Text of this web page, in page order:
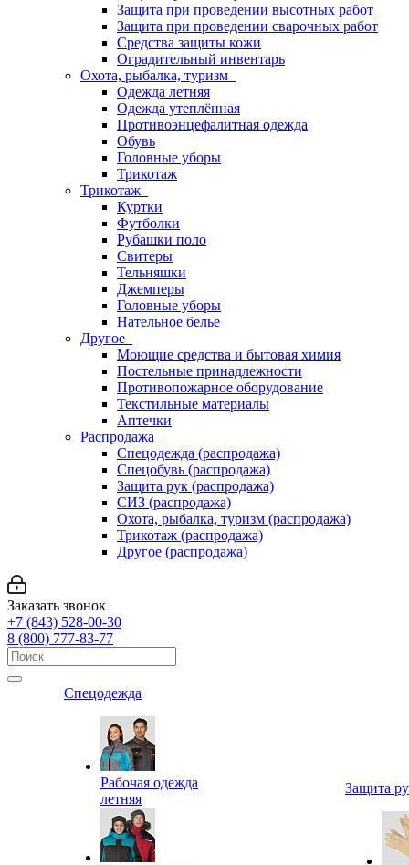
Защита при проведении высотных работ
Защита при проведении сварочных работ
Средства защиты кожи
Оградительный инвентарь
Охота, рыбалка, туризм
Одежда летняя
Одежда утеплённая
Противоэнцефалитная одежда
Обувь
Головные уборы
Трикотаж
Трикотаж
Куртки
Футболки
Рубашки поло
Свитеры
Тельняшки
Джемперы
Головные уборы
Нательное белье
Другое
Моющие средства и бытовая химия
Постельные принадлежности
Противопожарное оборудование
Текстильные материалы
Аптечки
Распродажа
Спецодежда (распродажа)
Спецобувь (распродажа)
Защита рук (распродажа)
СИЗ (распродажа)
Охота, рыбалка, туризм (распродажа)
Трикотаж (распродажа)
Другое (распродажа)
Заказать звонок
+7 (843) 528-00-30
8 (800) 777-83-77
Спецодежда
Рабочая одежда
летняя
Защита